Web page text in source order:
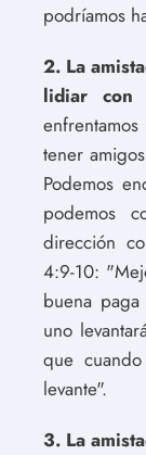
podríamos
2. La
lidiar con
tener
Podemos
podemos
dirección
4:9-10:
buena
uno
que
levante".
3. La